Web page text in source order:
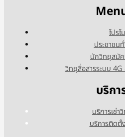
โปร
ประชาชน
นักวิทยุสมัค
วิทยุสื่อสารระบบ 4G
บริกา
บริการเช่า
บริการติดตั้